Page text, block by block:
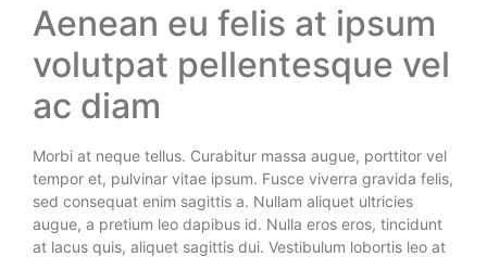
Aenean eu felis at ipsum
volutpat pellentesque vel
ac diam
Morbi at neque tellus. Curabitur massa augue, porttitor vel
tempor et, pulvinar vitae ipsum. Fusce viverra gravida felis,
sed consequat enim sagittis a. Nullam aliquet ultricies
augue, a pretium leo dapibus id. Nulla eros eros, tincidunt
at lacus quis, aliquet sagittis dui. Vestibulum lobortis leo at